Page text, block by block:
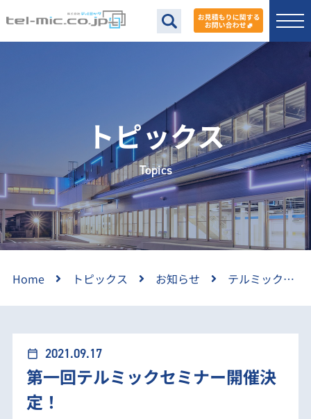
トピックス
Topics
Home トピックス お知らせ テルミックＮＥＷＳ
第一回テルミックセミナー開催決定！
calendar_today 2021.09.17
第一回テルミックセミナー開催決
定！